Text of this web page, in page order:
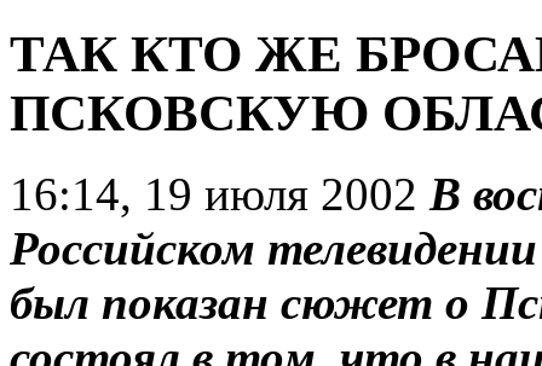
ТАК КТО ЖЕ
ПСКОВСКУЮ
16:14, 19 июля 2002 В
Российском
был показан сюжет о